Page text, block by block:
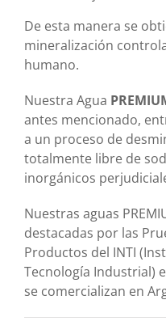
De esta manera se
mineralización
humano.
Nuestra Agua
antes mencionado,
a un proceso de
totalmente libre de
inorgánicos
Nuestras aguas
destacadas por las
Productos del INTI
Tecnología Industrial)
se comercializan en